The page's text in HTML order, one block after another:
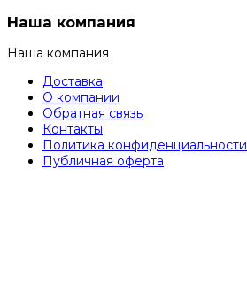
Наша компания
Наша компания
Доставка
О компании
Обратная связь
Контакты
Политика конфиденциальности
Публичная оферта